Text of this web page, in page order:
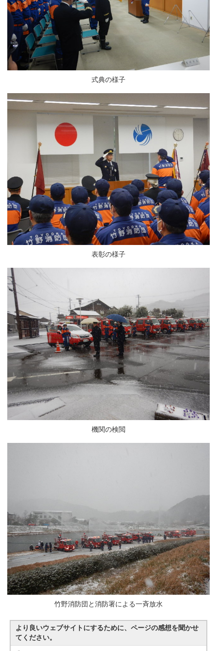
式典の様子
表彰の様子
機関の検閲
竹野消防団と消防署による一斉放水
より良いウェブサイトにするために、ページの感想を聞かせ
てください。